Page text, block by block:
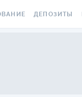
ДЕПОЗИТЫ